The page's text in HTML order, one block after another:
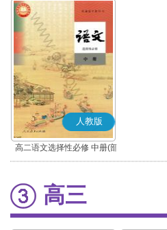
人教版
高二语文选择性必修 中册(部
编版)
高三